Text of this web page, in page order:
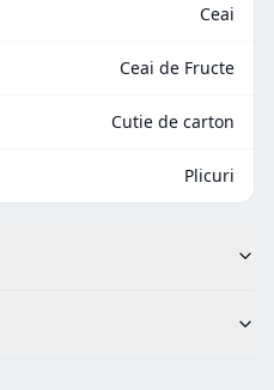
Ceai
Ceai de Fructe
Cutie de carton
Plicuri